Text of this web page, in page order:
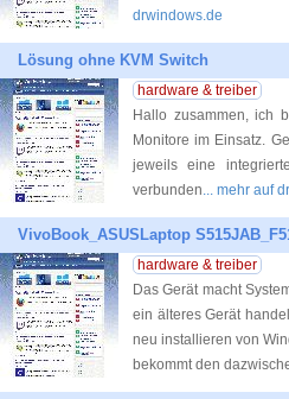
drwindows.de
Lösung ohne KVM Switch
hardware & treiber
Hallo zusammen, ich
Monitore im Einsatz.
jeweils eine
verbunden... mehr auf
VivoBook_ASUSLaptop
hardware & treiber
Das Gerät macht
ein älteres Gerät
neu installieren von
bekommt den